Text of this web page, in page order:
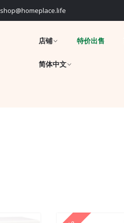
shop@homeplace.life
店铺 特价出售
简体中文